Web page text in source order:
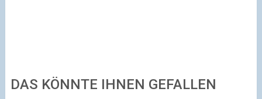
DAS KÖNNTE IHNEN GEFALLEN